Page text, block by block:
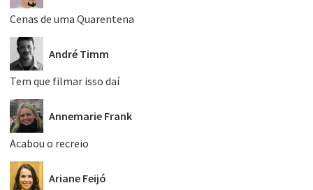
Cenas de uma Quarentena
André Timm
Tem que filmar isso daí
Annemarie Frank
Acabou o recreio
Ariane Feijó